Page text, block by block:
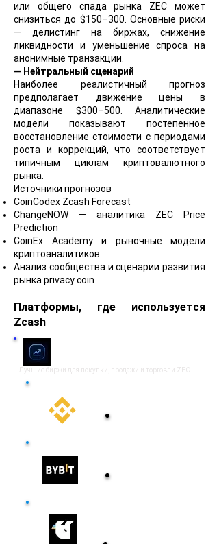
или общего спада рынка ZEC может
снизиться до $150–300. Основные риски
— делистинг на биржах, снижение
ликвидности и уменьшение спроса на
анонимные транзакции.
➖ Нейтральный сценарий
Наиболее реалистичный прогноз
предполагает движение цены в
диапазоне $300–500. Аналитические
модели показывают постепенное
восстановление стоимости с периодами
роста и коррекций, что соответствует
типичным циклам криптовалютного
рынка.
Источники прогнозов
CoinCodex Zcash Forecast
ChangeNOW — аналитика ZEC Price
Prediction
CoinEx Academy и рыночные модели
криптоаналитиков
Анализ сообщества и сценарии развития
рынка privacy coin
Платформы, где используется
Zcash
Лучшие биржи для покупки, продажи и торговли ZEC